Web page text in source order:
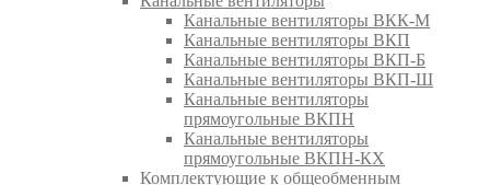
Канальные вентиляторы ВКК-М
Канальные вентиляторы ВКП
Канальные вентиляторы ВКП-Б
Канальные вентиляторы ВКП-Ш
Канальные вентиляторы
прямоугольные ВКПН
Канальные вентиляторы
прямоугольные ВКПН-КХ
Комплектующие к общеобменным